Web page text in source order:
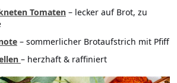
Tomaten – lecker auf Brot, zu
– sommerlicher Brotaufstrich mit Pfiff
– herzhaft & raffiniert